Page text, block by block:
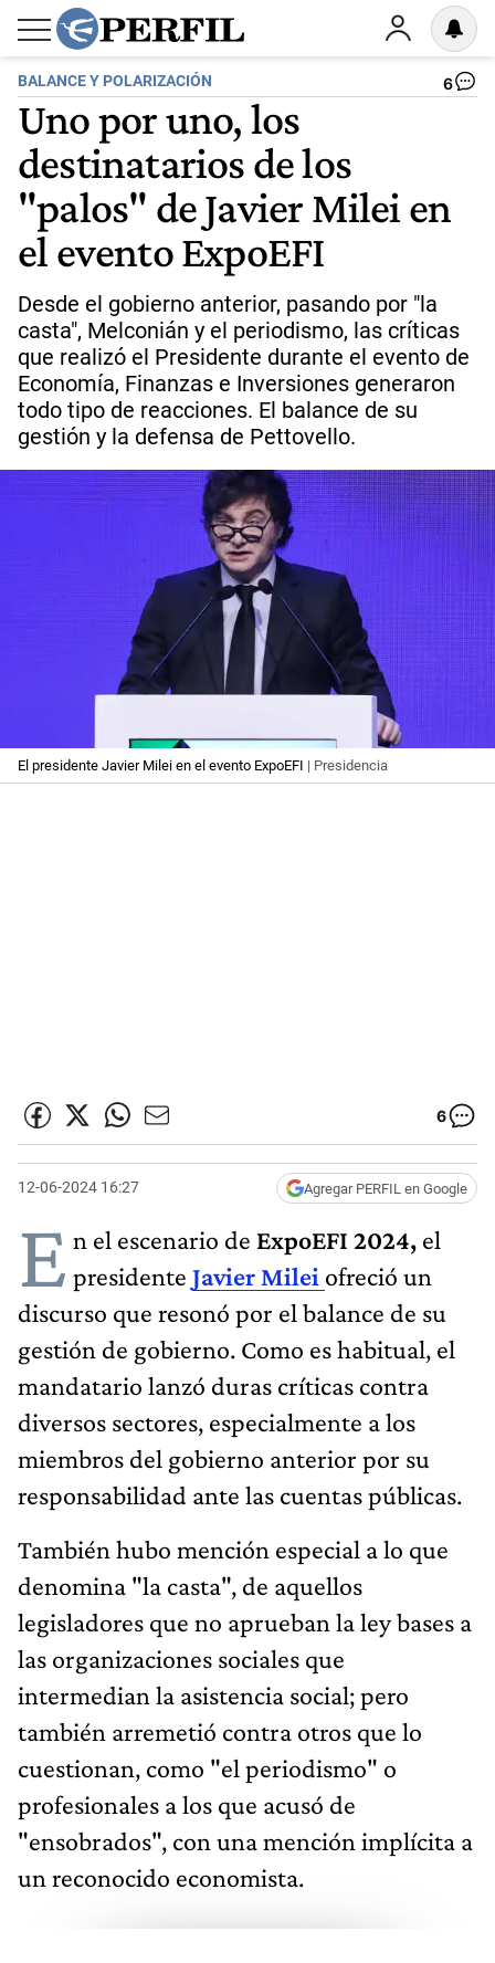
BALANCE Y POLARIZACIÓN 6
Uno por uno, los
destinatarios de los
"palos" de Javier Milei en
el evento ExpoEFI
Desde el gobierno anterior, pasando por "la
casta", Melconián y el periodismo, las críticas
que realizó el Presidente durante el evento de
Economía, Finanzas e Inversiones generaron
todo tipo de reacciones. El balance de su
gestión y la defensa de Pettovello.
El presidente Javier Milei en el evento ExpoEFI | Presidencia
6
12-06-2024 16:27 Agregar PERFIL en Google
E n el escenario de ExpoEFI 2024, el
presidente Javier Milei ofreció un
discurso que resonó por el balance de su
gestión de gobierno. Como es habitual, el
mandatario lanzó duras críticas contra
diversos sectores, especialmente a los
miembros del gobierno anterior por su
responsabilidad ante las cuentas públicas.
También hubo mención especial a lo que
denomina "la casta", de aquellos
legisladores que no aprueban la ley bases a
las organizaciones sociales que
intermedian la asistencia social; pero
también arremetió contra otros que lo
cuestionan, como "el periodismo" o
profesionales a los que acusó de
"ensobrados", con una mención implícita a
un reconocido economista.